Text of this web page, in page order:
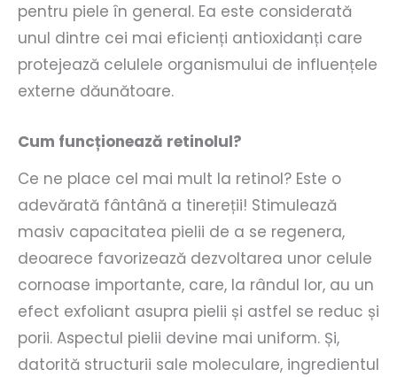
pentru piele în general. Ea este considerată
unul dintre cei mai eficienți antioxidanți care
protejează celulele organismului de influențele
externe dăunătoare.
Cum funcționează retinolul?
Ce ne place cel mai mult la retinol? Este o
adevărată fântână a tinereții! Stimulează
masiv capacitatea pielii de a se regenera,
deoarece favorizează dezvoltarea unor celule
cornoase importante, care, la rândul lor, au un
efect exfoliant asupra pielii și astfel se reduc și
porii. Aspectul pielii devine mai uniform. Și,
datorită structurii sale moleculare, ingredientul